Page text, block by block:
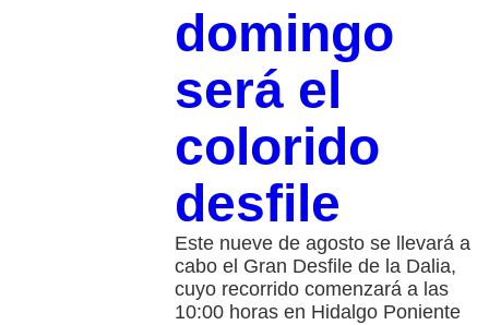
domingo
será el
colorido
desfile
Este nueve de agosto se llevará a
cabo el Gran Desfile de la Dalia,
cuyo recorrido comenzará a las
10:00 horas en Hidalgo Poniente